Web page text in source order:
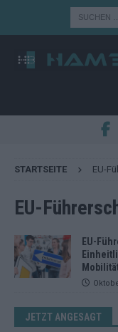
STARTSEITE EU-
EU-
EU-
JETZT ANGESAGT